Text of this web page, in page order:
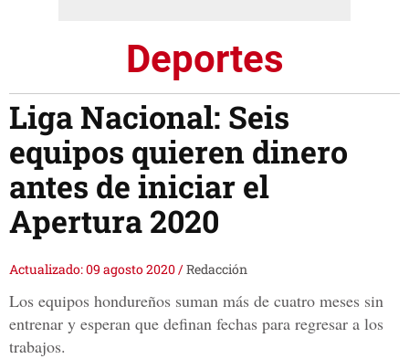
Deportes
Liga Nacional: Seis
equipos quieren dinero
antes de iniciar el
Apertura 2020
Actualizado: 09 agosto 2020/Redacción
Los equipos hondureños suman más de cuatro meses sin
entrenar y esperan que definan fechas para regresar a los
trabajos.